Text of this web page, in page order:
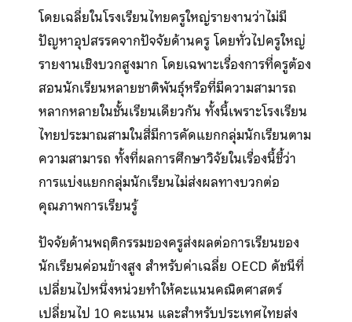
โดยเฉลี่ยในโรงเรียนไทยครูใหญ่รายงานว่าไม่มี
ปัญหาอุปสรรคจากปัจจัยด้านครู โดยทั่วไปครูใหญ่
รายงานเชิงบวกสูงมาก โดยเฉพาะเรื่องการที่ครูต้อง
สอนนักเรียนหลายชาติพันธุ์หรือที่มีความสามารถ
หลากหลายในชั้นเรียนเดียวกัน ทั้งนี้เพราะโรงเรียน
ไทยประมาณสามในสี่มีการคัดแยกกลุ่มนักเรียนตาม
ความสามารถ ทั้งที่ผลการศึกษาวิจัยในเรื่องนี้ชี้ว่า
การแบ่งแยกกลุ่มนักเรียนไม่ส่งผลทางบวกต่อ
คุณภาพการเรียนรู้
ปัจจัยด้านพฤติกรรมของครูส่งผลต่อการเรียนของ
นักเรียนค่อนข้างสูง สำหรับค่าเฉลี่ย OECD ดัชนีที่
เปลี่ยนไปหนึ่งหน่วยทำให้คะแนนคณิตศาสตร์
เปลี่ยนไป 10 คะแนน และสำหรับประเทศไทยส่ง